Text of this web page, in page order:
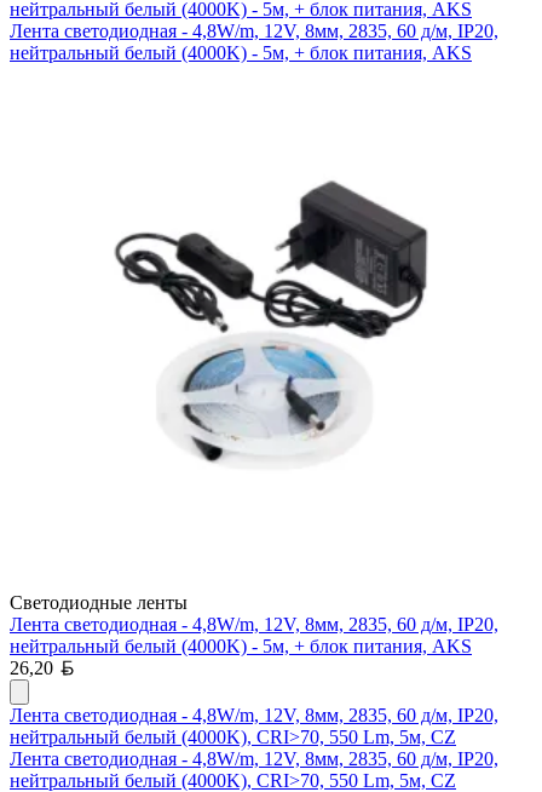
нейтральный белый (4000K) - 5м, + блок питания, AKS
Лента светодиодная - 4,8W/m, 12V, 8мм, 2835, 60 д/м, IP20,
нейтральный белый (4000K) - 5м, + блок питания, AKS
Светодиодные ленты
Лента светодиодная - 4,8W/m, 12V, 8мм, 2835, 60 д/м, IP20,
нейтральный белый (4000K) - 5м, + блок питания, AKS
26,20
Лента светодиодная - 4,8W/m, 12V, 8мм, 2835, 60 д/м, IP20,
нейтральный белый (4000K), CRI>70, 550 Lm, 5м, CZ
Лента светодиодная - 4,8W/m, 12V, 8мм, 2835, 60 д/м, IP20,
нейтральный белый (4000K), CRI>70, 550 Lm, 5м, CZ